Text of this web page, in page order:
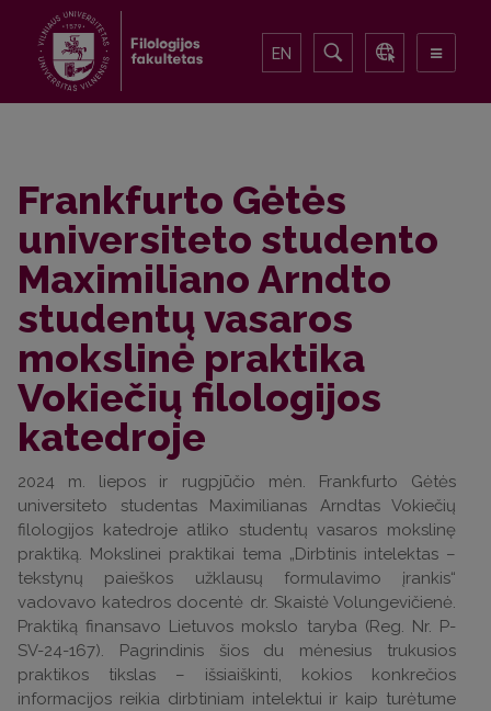
EN
Frankfurto Gėtės
universiteto studento
Maximiliano Arndto
studentų vasaros
mokslinė praktika
Vokiečių filologijos
katedroje
2024 m. liepos ir rugpjūčio mėn. Frankfurto Gėtės
universiteto studentas Maximilianas Arndtas Vokiečių
filologijos katedroje atliko studentų vasaros mokslinę
praktiką. Mokslinei praktikai tema „Dirbtinis intelektas –
tekstynų paieškos užklausų formulavimo įrankis“
vadovavo katedros docentė dr. Skaistė Volungevičienė.
Praktiką finansavo Lietuvos mokslo taryba (Reg. Nr. P-
SV-24-167). Pagrindinis šios du mėnesius trukusios
praktikos tikslas – išsiaiškinti, kokios konkrečios
informacijos reikia dirbtiniam intelektui ir kaip turėtume